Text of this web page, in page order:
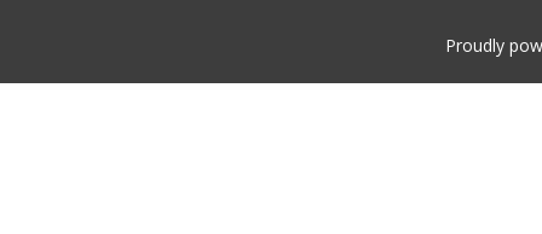
Proudly